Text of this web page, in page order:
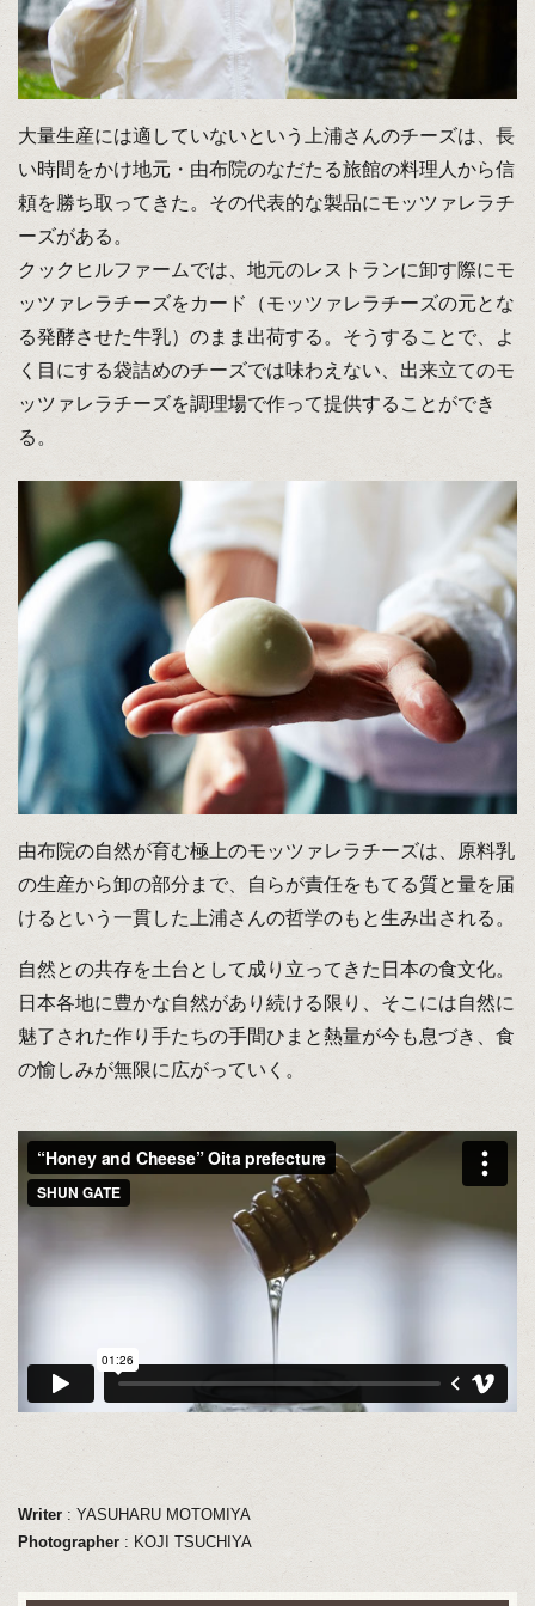
大量生産には適していないという上浦さんのチーズは、長
い時間をかけ地元・由布院のなだたる旅館の料理人から信
頼を勝ち取ってきた。その代表的な製品にモッツァレラチ
ーズがある。
クックヒルファームでは、地元のレストランに卸す際にモ
ッツァレラチーズをカード（モッツァレラチーズの元とな
る発酵させた牛乳）のまま出荷する。そうすることで、よ
く目にする袋詰めのチーズでは味わえない、出来立てのモ
ッツァレラチーズを調理場で作って提供することができ
る。
由布院の自然が育む極上のモッツァレラチーズは、原料乳
の生産から卸の部分まで、自らが責任をもてる質と量を届
けるという一貫した上浦さんの哲学のもと生み出される。
自然との共存を土台として成り立ってきた日本の食文化。
日本各地に豊かな自然があり続ける限り、そこには自然に
魅了された作り手たちの手間ひまと熱量が今も息づき、食
の愉しみが無限に広がっていく。
Writer: YASUHARU MOTOMIYA
Photographer: KOJI TSUCHIYA